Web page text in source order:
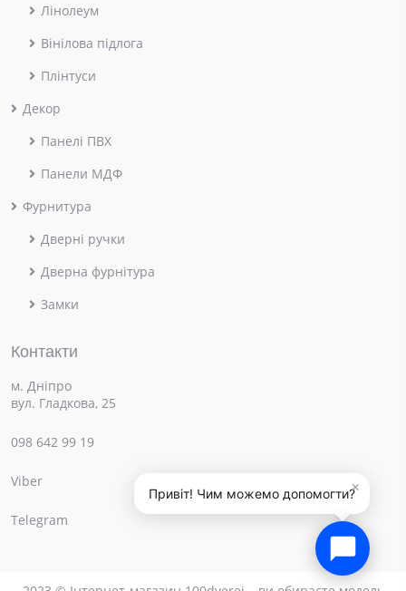
×
Привіт! Чим можемо допомогти?
Лінолеум
Вінілова підлога
Плінтуси
Декор
Панелі ПВХ
Панели МДФ
Фурнитура
Дверні ручки
Дверна фурнітура
Замки
Контакти
м. Дніпро
вул. Гладкова, 25
098 642 99 19
Viber
Telegram